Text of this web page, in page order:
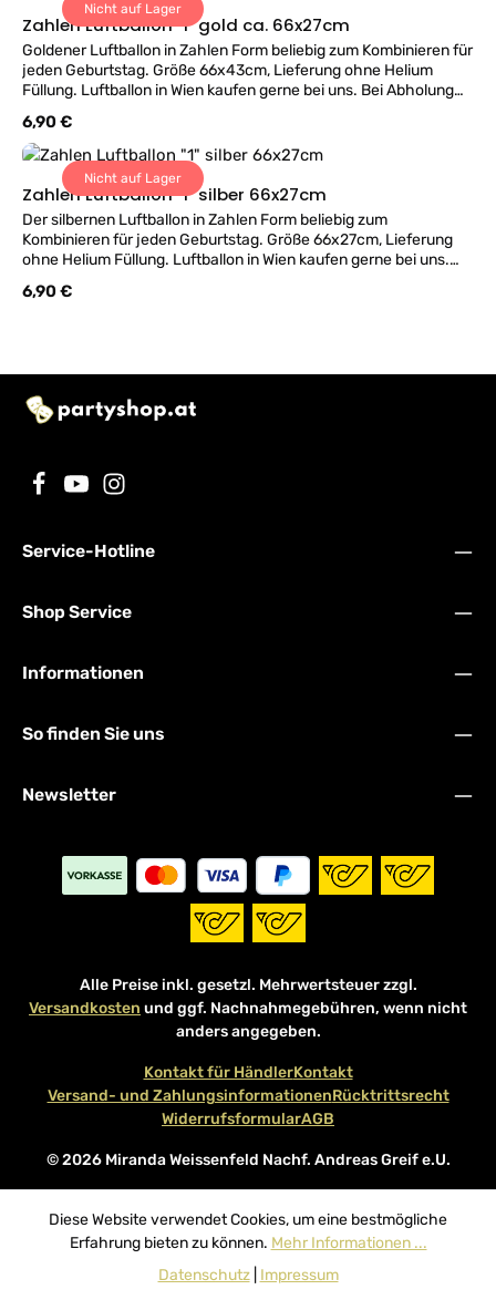
Nicht auf Lager
Zahlen Luftballon "1" gold ca. 66x27cm
Goldener Luftballon in Zahlen Form beliebig zum Kombinieren für
jeden Geburtstag. Größe 66x43cm, Lieferung ohne Helium
Füllung. Luftballon in Wien kaufen gerne bei uns. Bei Abholung
Regulärer Preis:
6,90 €
Nicht auf Lager
Zahlen Luftballon "1" silber 66x27cm
Der silbernen Luftballon in Zahlen Form beliebig zum
Kombinieren für jeden Geburtstag. Größe 66x27cm, Lieferung
ohne Helium Füllung. Luftballon in Wien kaufen gerne bei uns.
Regulärer Preis:
6,90 €
Service-Hotline
Shop Service
Informationen
So finden Sie uns
Newsletter
Alle Preise inkl. gesetzl. Mehrwertsteuer zzgl.
Versandkosten und ggf. Nachnahmegebühren, wenn nicht
anders angegeben.
© 2026 Miranda Weissenfeld Nachf. Andreas Greif e.U.
Kontakt für HändlerKontakt
Versand- und ZahlungsinformationenRücktrittsrecht
WiderrufsformularAGB
Diese Website verwendet Cookies, um eine bestmögliche
Erfahrung bieten zu können. Mehr Informationen ...
Datenschutz| Impressum